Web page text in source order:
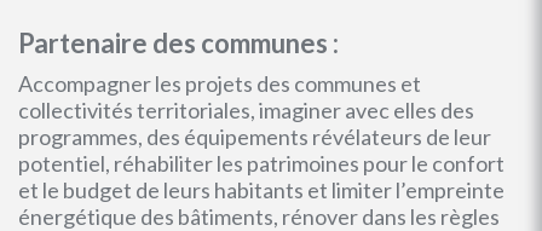
Partenaire des communes :
Accompagner les projets des communes et
collectivités territoriales, imaginer avec elles des
programmes, des équipements révélateurs de leur
potentiel, réhabiliter les patrimoines pour le confort
et le budget de leurs habitants et limiter l’empreinte
énergétique des bâtiments, rénover dans les règles